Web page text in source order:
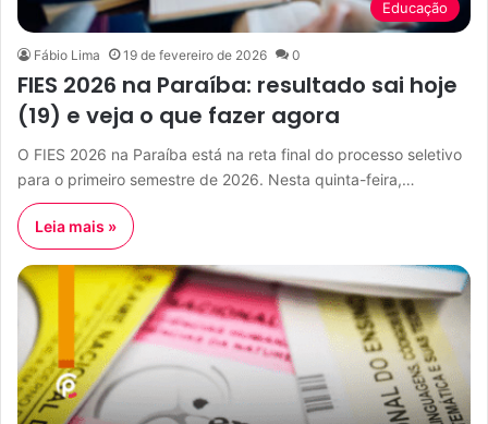
Educação
Fábio Lima 19 de fevereiro de 2026 0
FIES 2026 na Paraíba: resultado sai hoje
(19) e veja o que fazer agora
O FIES 2026 na Paraíba está na reta final do processo seletivo
para o primeiro semestre de 2026. Nesta quinta-feira,…
Leia mais »